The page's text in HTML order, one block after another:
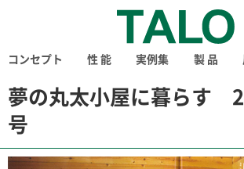
コンセプト 性 能 実例集 製 品
夢の丸太小屋に暮らす
号